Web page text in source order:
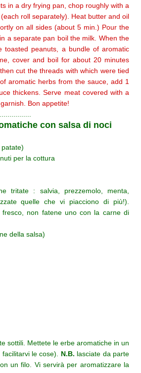
in a dry frying pan, chop roughly with a
roll separately). Heat butter and oil
on all sides (about 5 min.) Pour the
a separate pan boil the milk. When the
peanuts, a bundle of aromatic
cover and boil for about 20 minutes
cut the threads with which were tied
aromatic herbs from the sauce, add 1
thickens. Serve meat covered with a
Bon appetite!
con salsa di noci
per la cottura
tritate : salvia, prezzemolo, menta,
quelle che vi piacciono di più!).
non fatene uno con la carne di
della salsa)
sottili. Mettete le erbe aromatiche in un
le cose). N.B. lasciate da parte
un filo. Vi servirà per aromatizzare la